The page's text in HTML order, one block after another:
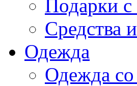
Подарки с
Средства
Одежда
Одежда